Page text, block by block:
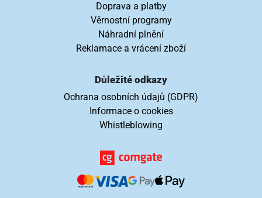
Doprava a platby
Věrnostní programy
Náhradní plnění
Reklamace a vrácení zboží
Důležité odkazy
Ochrana osobních údajů (GDPR)
Informace o cookies
Whistleblowing